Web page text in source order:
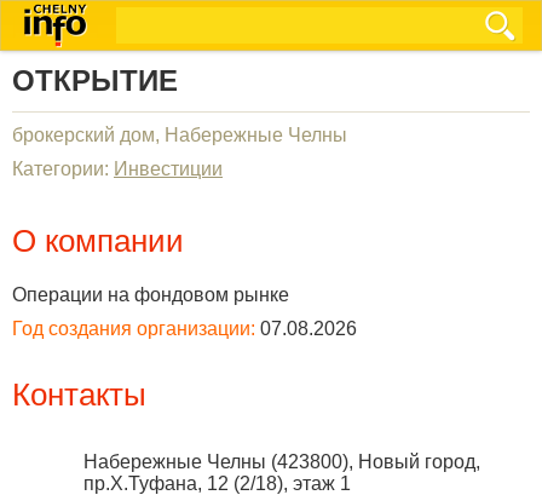
ОТКРЫТИЕ
брокерский дом, Набережные Челны
Категории: Инвестиции
О компании
Операции на фондовом рынке
Год создания организации: 07.08.2026
Контакты
Набережные Челны (423800), Новый город,
пр.Х.Туфана, 12 (2/18), этаж 1